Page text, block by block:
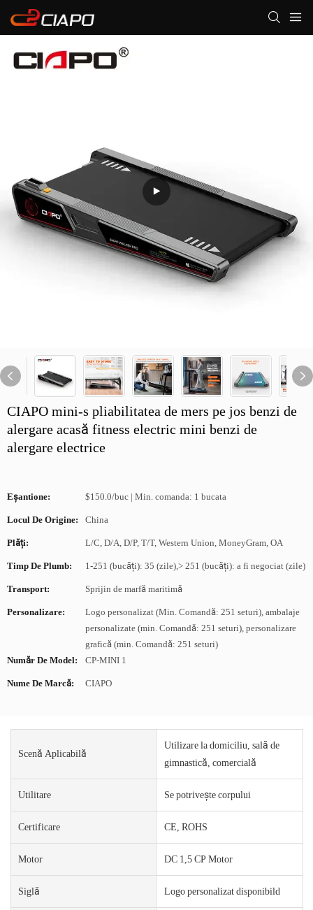
CIAPO mini-s pliabilitatea de mers pe jos benzi de
alergare acasă fitness electric mini benzi de
alergare electrice
Eșantione: $150.0/buc | Min. comanda: 1 bucata
Locul De Origine: China
Plăți: L/C, D/A, D/P, T/T, Western Union, MoneyGram, OA
Timp De Plumb: 1-251 (bucăți): 35 (zile),> 251 (bucăți): a fi negociat (zile)
Transport: Sprijin de marfă maritimă
Personalizare:
Logo personalizat (Min. Comandă: 251 seturi), ambalaje
personalizate (min. Comandă: 251 seturi), personalizare
grafică (min. Comandă: 251 seturi)
Număr De Model:
CP-MINI 1
Nume De Marcă: CIAPO
Scenă Aplicabilă
Utilizare la domiciliu, sală de
gimnastică, comercială
Utilitare Se potrivește corpului
Certificare CE, ROHS
Motor DC 1,5 CP Motor
Siglă Logo personalizat disponibild